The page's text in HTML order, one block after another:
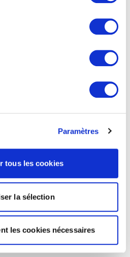
Paramètres
tous les cookies
la sélection
les cookies nécessaires